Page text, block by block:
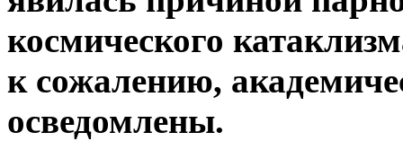
космического
к сожалению,
осведомлены.